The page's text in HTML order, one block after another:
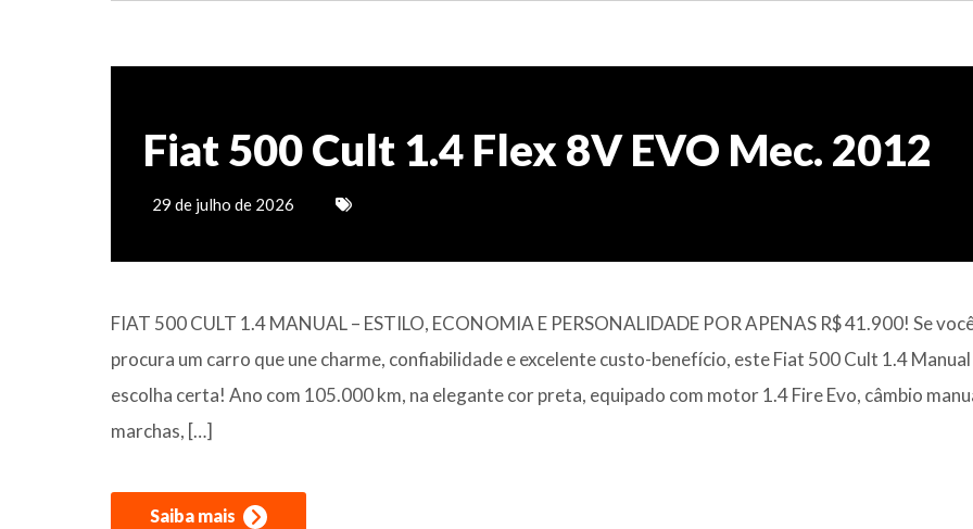
Fiat 500 Cult 1.4 Flex 8V EVO Mec. 2012
29 de julho de 2026
FIAT 500 CULT 1.4 MANUAL – ESTILO, ECONOMIA E PERSONALIDADE POR APENAS R$ 41.900! Se
procura um carro que une charme, confiabilidade e excelente custo-benefício, este Fiat 500 Cult 1.4 Manual
escolha certa! Ano com 105.000 km, na elegante cor preta, equipado com motor 1.4 Fire Evo, câmbio
marchas, […]
Saiba mais